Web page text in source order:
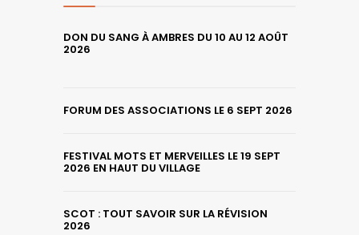
DON DU SANG À AMBRES DU 10 AU 12 AOÛT
2026
FORUM DES ASSOCIATIONS LE 6 SEPT 2026
FESTIVAL MOTS ET MERVEILLES LE 19 SEPT
2026 EN HAUT DU VILLAGE
SCOT : TOUT SAVOIR SUR LA RÉVISION
2026